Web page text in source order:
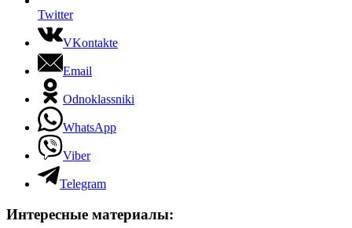
Twitter
VKontakte
Email
Odnoklassniki
WhatsApp
Viber
Telegram
Интересные материалы: